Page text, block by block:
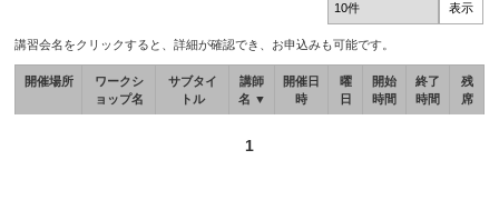
講習会名をクリックすると、詳細が確認でき、お申込みも可能です。
開催場所
ワークシ
ョップ名
サブタイ
トル
講師
名 ▼
開催日
時
曜
日
開始
時間
終了
時間
残
席
1